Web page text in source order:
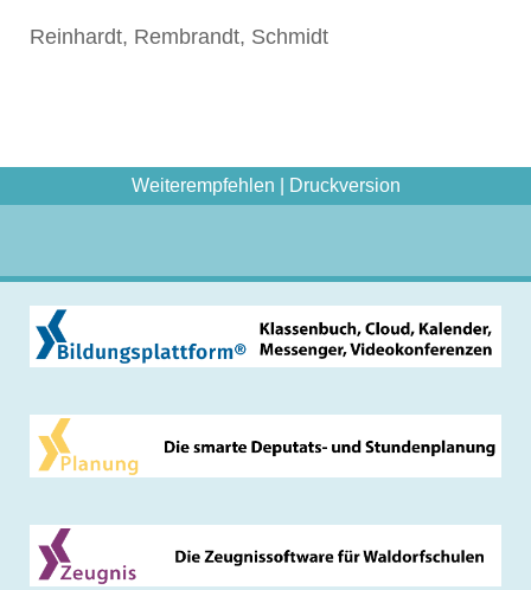
Reinhardt, Rembrandt, Schmidt
Weiterempfehlen Druckversion